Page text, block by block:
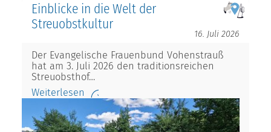
Einblicke in die Welt der
Streuobstkultur
16. Juli 2026
Der Evangelische Frauenbund Vohenstrauß
hat am 3. Juli 2026 den traditionsreichen
Streuobsthof…
Weiterlesen